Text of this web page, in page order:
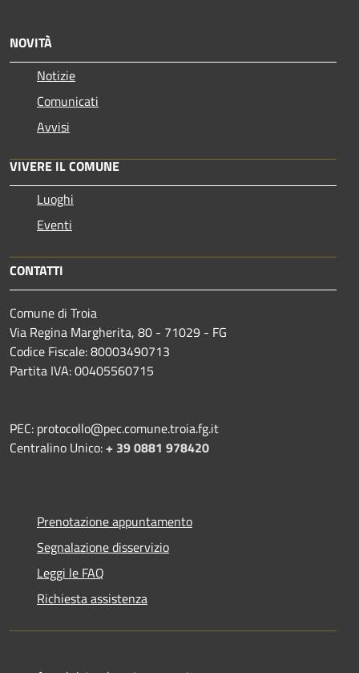
NOVITÀ
Notizie
Comunicati
Avvisi
VIVERE IL COMUNE
Luoghi
Eventi
CONTATTI
Comune di Troia
Via Regina Margherita, 80 - 71029 - FG
Codice Fiscale: 80003490713
Partita IVA: 00405560715
PEC: protocollo@pec.comune.troia.fg.it
Centralino Unico:+ 39 0881 978420
Prenotazione appuntamento
Segnalazione disservizio
Leggi le FAQ
Richiesta assistenza